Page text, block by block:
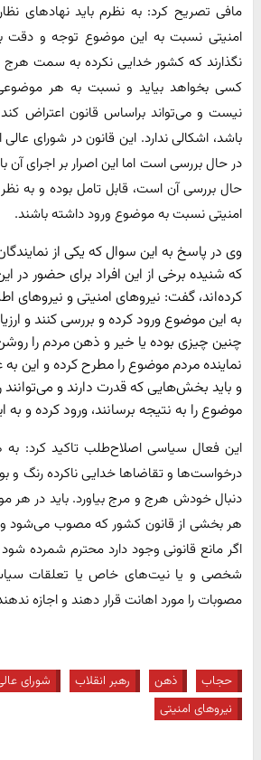
مافی تصریح کرد: به نظرم باید نهادهای
امنیتی نسبت به این موضوع توجه و دقت
نگذارند که کشور خدایی نکرده به سمت
کسی بخواهد بیاید و نسبت به هر
نیست و می‌تواند براساس قانون اعتراض
باشد، اشکالی ندارد. این قانون در شورای
در حال بررسی است اما این اصرار بر اجرای آن
حال بررسی آن است، قابل تامل بوده و به
امنیتی نسبت به موضوع ورود داشته باشند.
وی در پاسخ به این سوال که یکی از
که شنیده برخی از این افراد برای حضور در
کرده‌اند، گفت: نیروهای امنیتی و نیروهای
به این موضوع ورود کرده و بررسی کنند و
چنین چیزی بوده یا خیر و ذهن مردم را روشن
نماینده مردم موضوع را مطرح کرده و این
و باید بخش‌هایی که قدرت دارند و می‌توانند
موضوع را به نتیجه برسانند، ورود کرده و
این فعال سیاسی اصلاح‌طلب تاکید کرد: به
درخواست‌ها و تقاضاها خدایی ناکرده رنگ و
دنبال خودش هرج و مرج بیاورد. باید در هر
هر بخشی از قانون کشور که مصوب می‌شود و
اگر مانع قانونی وجود دارد محترم شمرده
شخصی و یا نیت‌های خاص یا تعلقات
مصوبات را مورد اهانت قرار دهند و اجازه
حجاب ذهن رهبر انقلاب
شورای
نیروهای امنیتی